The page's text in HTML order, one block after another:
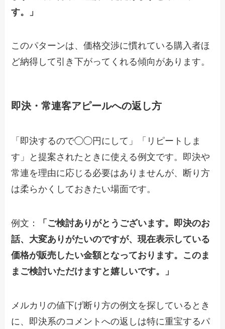
す。」
このパターンは、価格交渉に慣れている購入者ほ
ど納得して引き下がってくれる傾向があります。
即決・常連客アピールへの返し方
「即決するので◯◯円にして」「リピートしま
す」と提案されたときに使える例文です。即決や
常連を理由に応じる必要はありませんが、断り方
は柔らかくしておきたい場面です。
例文：
「ご検討ありがとうございます。即決のお
話、大変ありがたいのですが、現在表示している
価格が販売したい金額となっております。このま
まご検討いただけますと嬉しいです。」
メルカリの値下げ断り方の例文を探しているとき
に、即決系のコメントへの返しは特に重宝するパ